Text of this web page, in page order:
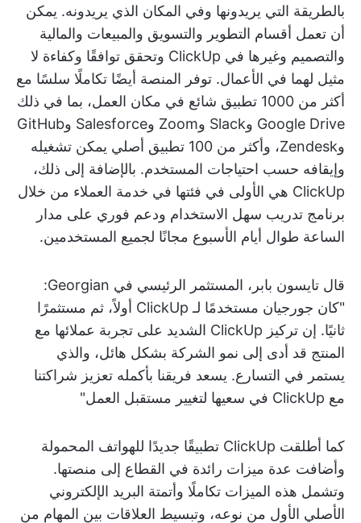
بالطريقة التي يريدونها وفي المكان الذي يريدونه. يمكن
أن تعمل أقسام التطوير والتسويق والمبيعات والمالية
والتصميم وغيرها في ClickUp وتحقق توافقًا وكفاءة لا
مثيل لهما في الأعمال. توفر المنصة أيضًا تكاملًا سلسًا مع
أكثر من 1000 تطبيق شائع في مكان العمل، بما في ذلك
Google Drive وSlack وZoom وSalesforce وGitHub
وZendesk، وأكثر من 100 تطبيق أصلي يمكن تشغيله
وإيقافه حسب احتياجات المستخدم. بالإضافة إلى ذلك،
ClickUp هي الأولى في فئتها في خدمة العملاء من خلال
برنامج تدريب سهل الاستخدام ودعم فوري على مدار
الساعة طوال أيام الأسبوع مجانًا لجميع المستخدمين.
قال تايسون بابر، المستثمر الرئيسي في Georgian:
"كان جورجيان مستخدمًا لـ ClickUp أولاً، ثم مستثمرًا
ثانيًا. إن تركيز ClickUp الشديد على تجربة عملائها مع
المنتج قد أدى إلى نمو الشركة بشكل هائل، والذي
يستمر في التسارع. يسعد فريقنا بأكمله تعزيز شراكتنا
مع ClickUp في سعيها لتغيير مستقبل العمل"
كما أطلقت ClickUp تطبيقًا جديدًا للهواتف المحمولة
وأضافت عدة ميزات رائدة في القطاع إلى منصتها.
وتشمل هذه الميزات تكاملًا وأتمتة البريد الإلكتروني
الأصلي الأول من نوعه، وتبسيط العلاقات بين المهام من